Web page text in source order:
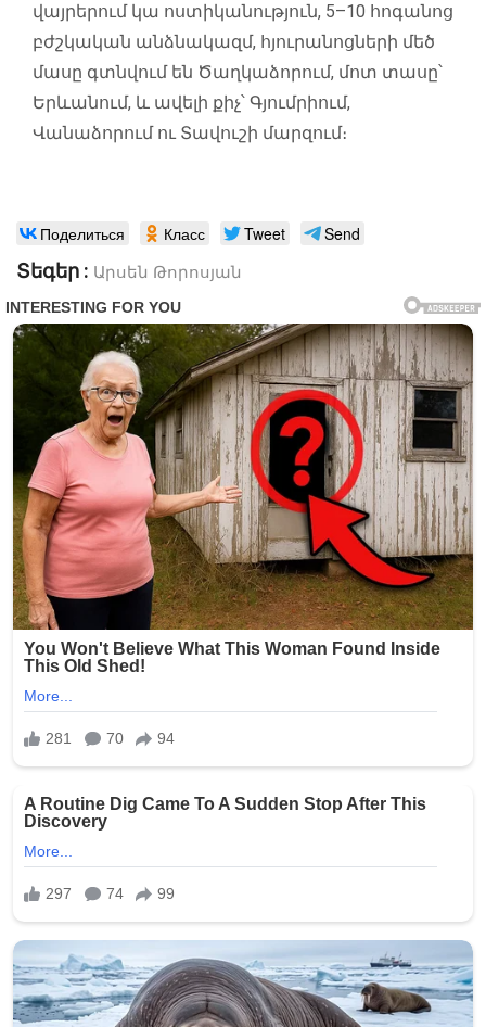
վայրերում կա ոստիկանություն, 5–10 հոգանոց
բժշկական անձնակազմ, հյուրանոցների մեծ
մասը գտնվում են Ծաղկաձորում, մոտ տասը՝
Երևանում, և ավելի քիչ՝ Գյումրիում,
Վանաձորում ու Տավուշի մարզում։
Поделиться Класс Tweet Send
Տեգեր : Արսեն Թորոսյան